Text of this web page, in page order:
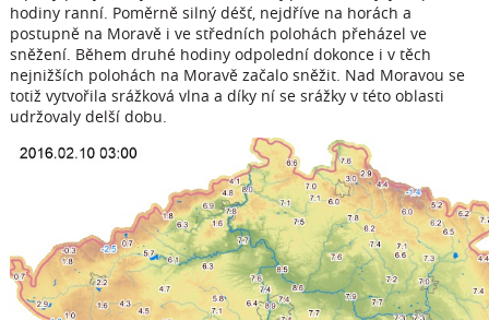
hodiny ranní. Poměrně silný déšť, nejdříve na horách a
postupně na Moravě i ve středních polohách přeházel ve
sněžení. Během druhé hodiny odpolední dokonce i v těch
nejnižších polohách na Moravě začalo sněžit. Nad Moravou se
totiž vytvořila srážková vlna a díky ní se srážky v této oblasti
udržovaly delší dobu.